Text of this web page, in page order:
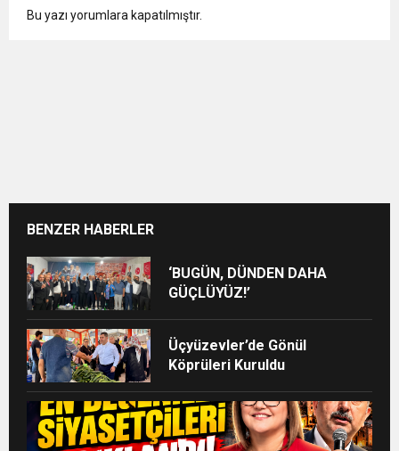
Bu yazı yorumlara kapatılmıştır.
BENZER HABERLER
‘BUGÜN, DÜNDEN DAHA
GÜÇLÜYÜZ!’
Üçyüzevler’de Gönül
Köprüleri Kuruldu